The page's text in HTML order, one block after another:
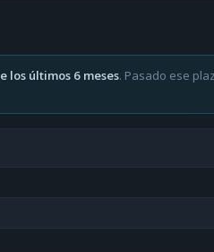
los últimos 6 meses. Pasado ese